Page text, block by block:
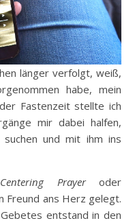
länger verfolgt, weiß,
habe, mein
Fastenzeit stellte ich
mir dabei halfen,
und mit ihm ins
Centering Prayeroder
Freund ans Herz gelegt.
entstand in den